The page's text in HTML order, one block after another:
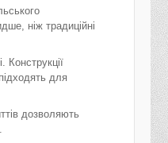
ніж традиційні
Конструкції
для
дозволяють